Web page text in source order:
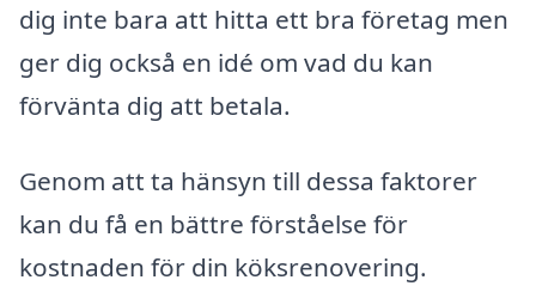
dig inte bara att hitta ett bra företag men
ger dig också en idé om vad du kan
förvänta dig att betala.
Genom att ta hänsyn till dessa faktorer
kan du få en bättre förståelse för
kostnaden för din köksrenovering.